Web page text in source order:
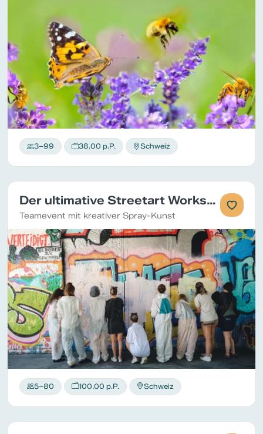
3–99 38.00 p.P. Schweiz
Der ultimative Streetart Workshop
Teamevent mit kreativer Spray-Kunst
5–80 100.00 p.P. Schweiz